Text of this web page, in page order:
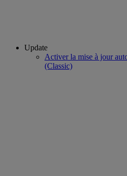
Update
Activer la mise à jour
(Classic)